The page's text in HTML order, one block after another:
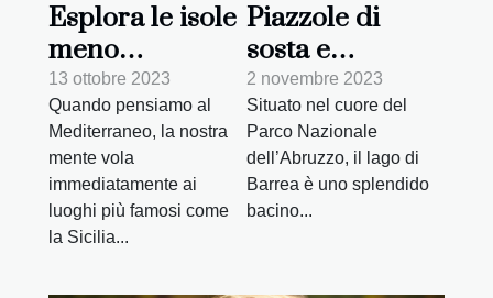
Esplora le isole
meno
conosciute del
Mediterraneo
13 ottobre 2023
Quando pensiamo al
Mediterraneo, la nostra
mente vola
immediatamente ai
luoghi più famosi come
la Sicilia...
Piazzole di
sosta e
campeggi
vicino al lago di
Barrea
2 novembre 2023
Situato nel cuore del
Parco Nazionale
dell’Abruzzo, il lago di
Barrea è uno splendido
bacino...